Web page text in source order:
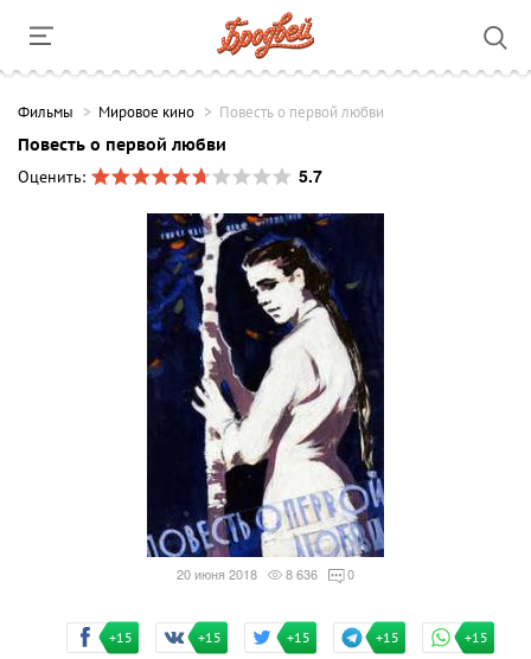
Фильмы Мировое кино Повесть о первой любви
Повесть о первой любви
Оценить:
5.7
20 июня 2018 8 636 0
+15 +15 +15 +15 +15